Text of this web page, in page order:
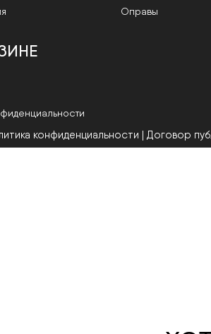
Оправы
конфиденциальности | Договор